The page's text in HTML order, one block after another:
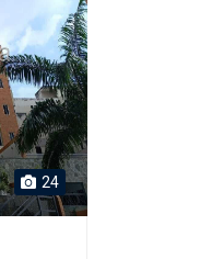
24